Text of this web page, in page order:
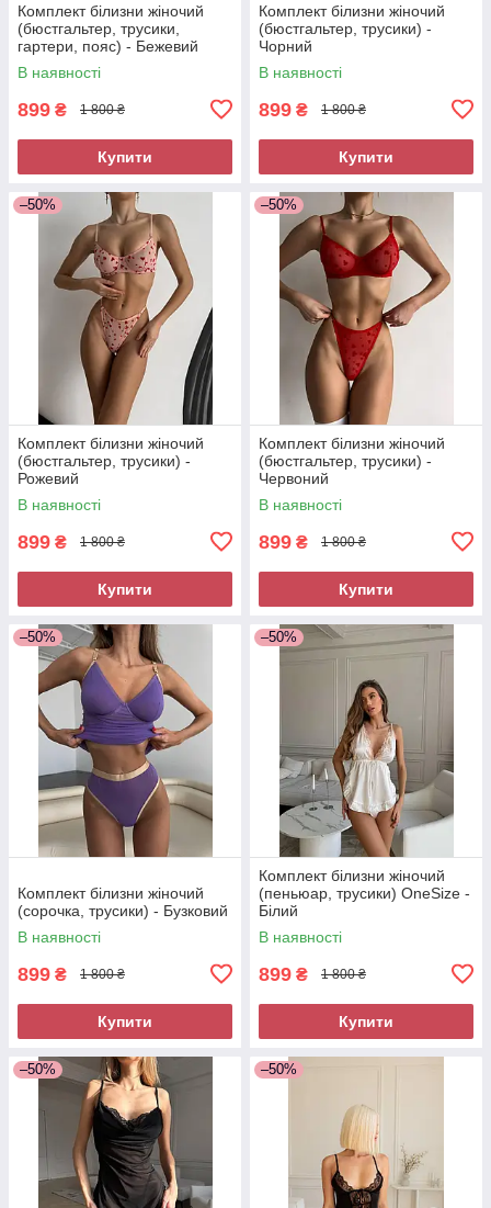
Комплект білизни жіночий
(бюстгальтер, трусики,
гартери, пояс) - Бежевий
В наявності
899 ₴ 1 800 ₴
Купити
Комплект білизни жіночий
(бюстгальтер, трусики) -
Чорний
В наявності
899 ₴ 1 800 ₴
Купити
–50%
Комплект білизни жіночий
(бюстгальтер, трусики) -
Рожевий
В наявності
899 ₴ 1 800 ₴
Купити
–50%
Комплект білизни жіночий
(бюстгальтер, трусики) -
Червоний
В наявності
899 ₴ 1 800 ₴
Купити
–50%
Комплект білизни жіночий
(сорочка, трусики) - Бузковий
В наявності
899 ₴ 1 800 ₴
Купити
–50%
Комплект білизни жіночий
(пеньюар, трусики) OneSize -
Білий
В наявності
899 ₴ 1 800 ₴
Купити
–50% –50%